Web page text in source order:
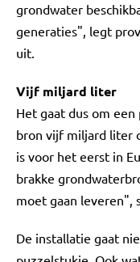
grondwater
generaties", legt
uit.
Vijf miljard liter
Het gaat dus om
bron vijf miljard liter
is voor het eerst in
brakke
moet gaan leveren",
De installatie gaat